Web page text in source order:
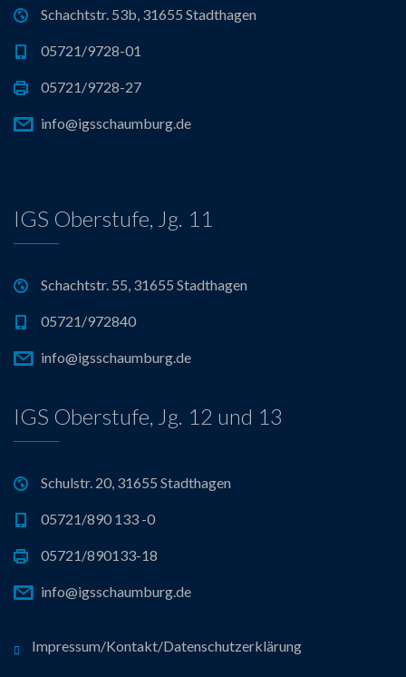
Schachtstr. 53b, 31655 Stadthagen
05721/9728-01
05721/9728-27
info@igsschaumburg.de
IGS Oberstufe, Jg. 11
Schachtstr. 55, 31655 Stadthagen
05721/972840
info@igsschaumburg.de
IGS Oberstufe, Jg. 12 und 13
Schulstr. 20, 31655 Stadthagen
05721/890 133 -0
05721/890133-18
info@igsschaumburg.de
Impressum/Kontakt/Datenschutzerklärung